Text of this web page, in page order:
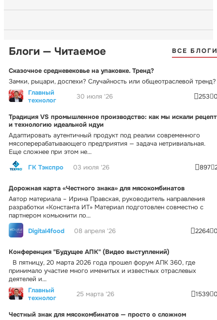
Блоги — Читаемое ВСЕ
Сказочное средневековье на упаковке. Тренд?
Замки, рыцари, доспехи? Случайность или общеотраслевой тренд?
Главный
технолог
30 июля '26 253
Традиция VS промышленное производство: как мы искали рецепт
и технологию идеальной ндуи
Адаптировать аутентичный продукт под реалии современного
мясоперерабатывающего предприятия — задача нетривиальная.
Еще сложнее при этом не...
ГК Тэкспро
03 июля '26 897
Дорожная карта «Честного знака» для мясокомбинатов
Автор материала – Ирина Правская, руководитель направления
разработки «Константа ИТ» Материал подготовлен совместно с
партнером комьюнити по...
Digital4food
08 апреля '26 2264
Конференция "Будущее АПК" (Видео выступлений)
В пятницу, 20 марта 2026 года прошел форум АПК 360, где
принимало участие много именитых и известных отраслевых
деятелей и...
Главный
технолог
25 марта '26 1539
Честный знак для мясокомбинатов — просто о сложном